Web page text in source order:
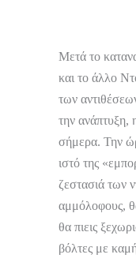
Μετά το
και το άλλο
των
την ανάπτυξη,
σήμερα. Την
ιστό της
ζεστασιά των
αμμόλοφους,
θα πιεις
βόλτες με